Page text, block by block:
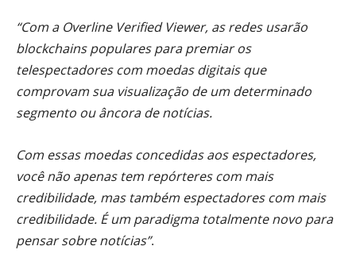
“Com a Overline Verified Viewer, as redes usarão
blockchains populares para premiar os
telespectadores com moedas digitais que
comprovam sua visualização de um determinado
segmento ou âncora de notícias.
Com essas moedas concedidas aos espectadores,
você não apenas tem repórteres com mais
credibilidade, mas também espectadores com mais
credibilidade. É um paradigma totalmente novo para
pensar sobre notícias”.